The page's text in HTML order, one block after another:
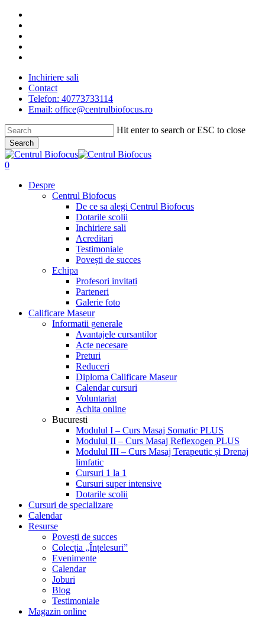
Skip
main
content
Inchiriere sali
Contact
Telefon: 40773733114
Email: office@centrulbiofocus.ro
Hit enter to search or ESC to close
Search
Close
Search
search
0
Despre
Centrul Biofocus
De ce sa alegi Centrul Biofocus
Dotarile scolii
Inchiriere sali
Acreditari
Testimoniale
Povești de succes
Echipa
Profesori invitati
Parteneri
Galerie foto
Calificare Maseur
Informatii generale
Avantajele cursantilor
Acte necesare
Preturi
Reduceri
Diploma Calificare Maseur
Calendar cursuri
Voluntariat
Achita online
Bucuresti
Modulul I – Curs Masaj Somatic PLUS
Modulul II – Curs Masaj Reflexogen PLUS
Modulul III – Curs Masaj Terapeutic și Drenaj
limfatic
Cursuri 1 la 1
Cursuri super intensive
Dotarile scolii
Cursuri de specializare
Calendar
Resurse
Povești de succes
Colecția „Înțelesuri”
Evenimente
Calendar
Joburi
Blog
Testimoniale
Magazin online